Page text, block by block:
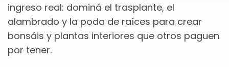
ingreso real: dominá el trasplante, el
alambrado y la poda de raíces para crear
bonsáis y plantas interiores que otros paguen
por tener.